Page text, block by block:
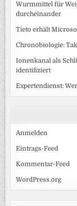
Wurmmittel für
durcheinander
Tieto erhält
Chronobiologie:
Ionenkanal als
identifiziert
Expertendienst:
Anmelden
Eintrags-Feed
Kommentar-Feed
WordPress.org